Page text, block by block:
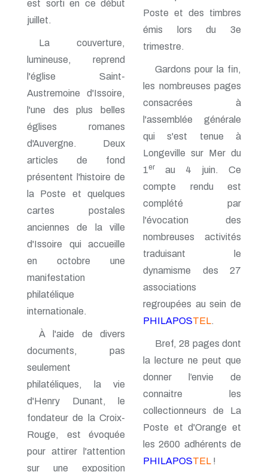
n° 135 - Avril 2008
n° 134 - Janvier 2008
n° 133 - Octobre 2007
n° 131 - Avril 2007
n° 130 - Janvier 2007
n° 128 - Juillet 2006
n° 127 - Avril 2006
n° 126 - Janvier 2006
n° 124 - Juillet 2005
n° 123 - Avril 2005
n° 121 - Octobre 2004
n° 120 - Juillet 2004
n° 119 - Avril 2004
n° 118 - Janvier 2004
n° 117 - Octobre 2003
n° 116 - Juillet 2003
n° 114 - Janvier 2003
n° 113 - Octobre 2002
n° 111 - Avril 2002
n° 110 - Janvier 2002
n° 108 -Juillet 2001
n° 107 - Avril 2001
n° 106 - Janvier 2001
n° 105 - Octobre 2000
n° 104 - Juillet 2000
n° 103 - Avril 2000
n° 100/01 - Octobre 1999
n° 99 - Avril 1999
est sorti en ce début
juillet.
La couverture,
lumineuse, reprend
l'église Saint-
Austremoine d'Issoire,
l'une des plus belles
églises romanes
d'Auvergne. Deux
articles de fond
présentent l'histoire de
la Poste et quelques
cartes postales
anciennes de la ville
d'Issoire qui accueille
en octobre une
manifestation
philatélique
internationale.
À l'aide de divers
documents, pas
seulement
philatéliques, la vie
d'Henry Dunant, le
fondateur de la Croix-
Rouge, est évoquée
pour attirer l'attention
sur une exposition
Poste et des timbres
émis lors du 3e
trimestre.
Gardons pour la fin,
les nombreuses pages
consacrées à
l'assemblée générale
qui s'est tenue à
Longeville sur Mer du
1er
au 4 juin. Ce
compte rendu est
complété par
l'évocation des
nombreuses activités
traduisant le
dynamisme des 27
associations
regroupées au sein de
PHILAPOSTEL.
Bref, 28 pages dont
la lecture ne peut que
donner l’envie de
connaitre les
collectionneurs de La
Poste et d'Orange et
les 2600 adhérents de
PHILAPOSTEL !